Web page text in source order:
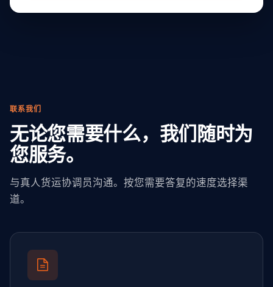
联系我们
无论您需要什么，我们随时为
您服务。
与真人货运协调员沟通。按您需要答复的速度选择渠
道。